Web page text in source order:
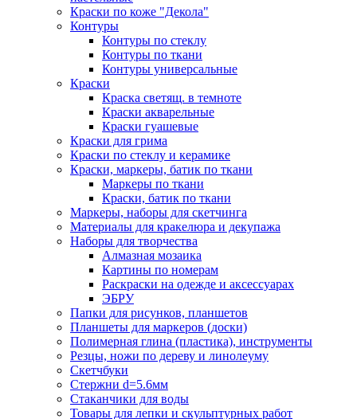
Краски по коже "Декола"
Контуры
Контуры по стеклу
Контуры по ткани
Контуры универсальные
Краски
Краска светящ. в темноте
Краски акварельные
Краски гуашевые
Краски для грима
Краски по стеклу и керамике
Краски, маркеры, батик по ткани
Маркеры по ткани
Краски, батик по ткани
Маркеры, наборы для скетчинга
Материалы для кракелюра и декупажа
Наборы для творчества
Алмазная мозаика
Картины по номерам
Раскраски на одежде и аксессуарах
ЭБРУ
Папки для рисунков, планшетов
Планшеты для маркеров (доски)
Полимерная глина (пластика), инструменты
Резцы, ножи по дереву и линолеуму
Скетчбуки
Стержни d=5.6мм
Стаканчики для воды
Товары для лепки и скульптурных работ